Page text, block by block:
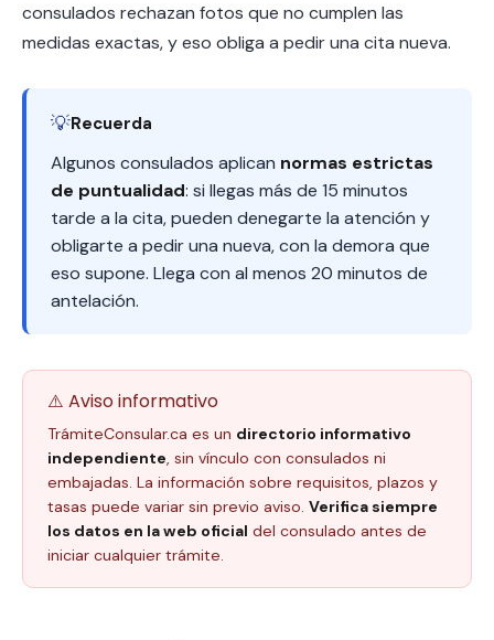
consulados rechazan fotos que no cumplen las
medidas exactas, y eso obliga a pedir una cita nueva.
💡Recuerda
Algunos consulados aplican normas estrictas
de puntualidad: si llegas más de 15 minutos
tarde a la cita, pueden denegarte la atención y
obligarte a pedir una nueva, con la demora que
eso supone. Llega con al menos 20 minutos de
antelación.
⚠️ Aviso informativo
TrámiteConsular.ca es un directorio informativo
independiente, sin vínculo con consulados ni
embajadas. La información sobre requisitos, plazos y
tasas puede variar sin previo aviso. Verifica siempre
los datos en la web oficial del consulado antes de
iniciar cualquier trámite.